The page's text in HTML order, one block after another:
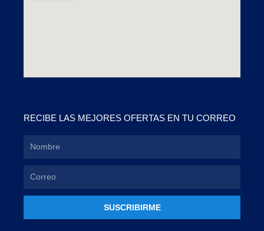
RECIBE LAS MEJORES OFERTAS EN TU CORREO
SUSCRIBIRME